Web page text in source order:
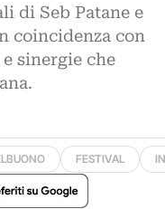
di Seb Patane e
coincidenza con
sinergie che
FESTIVAL